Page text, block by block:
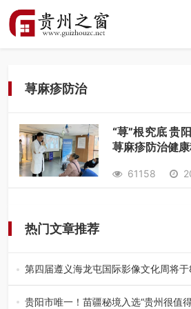
荨麻疹防治
“荨”根究底 贵
荨麻疹防治健
61158
热门文章推荐
第四届遵义海龙屯国际影像文化周将
8月7日，第四届遵义海龙屯国际影像
界文化遗产地海龙屯核心景区…
贵阳市唯一！苗疆秘境入选“贵州很值